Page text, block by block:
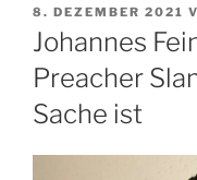
VERÖFFENTLICHT
AM
8. DEZEMBER 2021
Johannes
Preacher
Sache ist